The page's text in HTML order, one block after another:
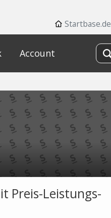
Startbase.de
Account
Preis-Leistungs-